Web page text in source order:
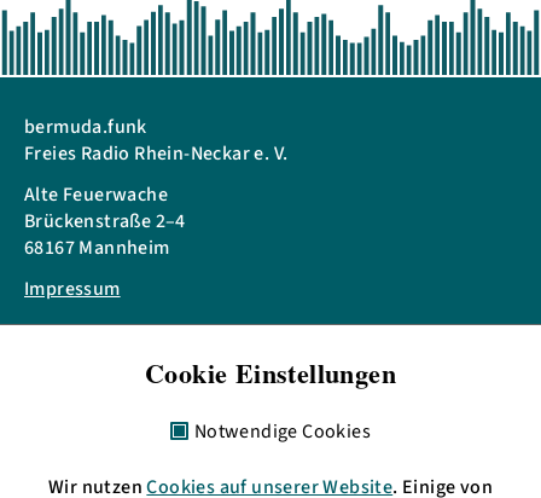
bermuda.funk
Freies Radio Rhein-Neckar e. V.
Alte Feuerwache
Brückenstraße 2–4
68167 Mannheim
Impressum
info(at)bermudafunk.org
Di., Mi. & Do. 11:00 bis 13:00 Uhr
Cookie Einstellungen
Notwendige Cookies
Wir nutzenCookies auf unserer Website. Einige von